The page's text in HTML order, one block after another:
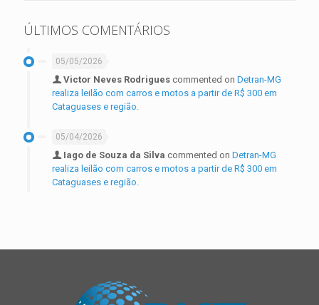
ÚLTIMOS COMENTÁRIOS
05/05/2026
Victor Neves Rodrigues commented on Detran-MG
realiza leilão com carros e motos a partir de R$ 300 em
Cataguases e região.
05/04/2026
Iago de Souza da Silva commented on Detran-MG
realiza leilão com carros e motos a partir de R$ 300 em
Cataguases e região.